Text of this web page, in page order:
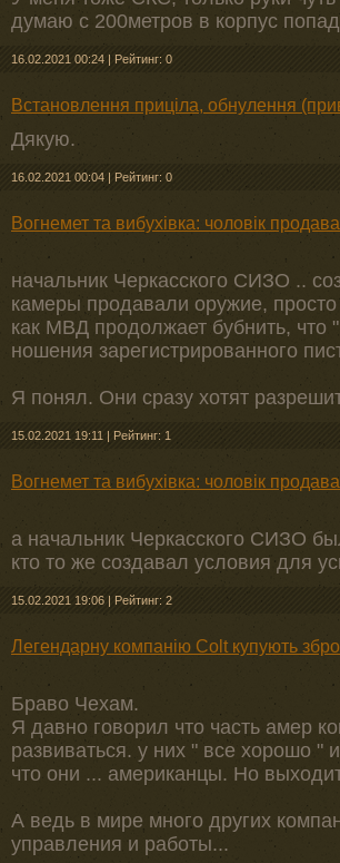
думаю с 200метров в корпус
16.02.2021 00:24 | Рейтинг: 0
Встановлення приціла, обнулення
Дякую.
16.02.2021 00:04 | Рейтинг: 0
Вогнемет та вибухівка: чоловік
начальник Черкасского СИЗО ..
камеры продавали оружие,
как МВД продолжает бубнить, что
ношения зарегистрированного
Я понял. Они сразу хотят
15.02.2021 19:11 | Рейтинг: 1
Вогнемет та вибухівка: чоловік
а начальник Черкасского СИЗО
кто то же создавал условия для
15.02.2021 19:06 | Рейтинг: 2
Легендарну компанію Colt купують
Браво Чехам.
Я давно говорил что часть амер
развиваться. у них " все хорошо "
что они ... американцы. Но
А ведь в мире много других
управления и работы...